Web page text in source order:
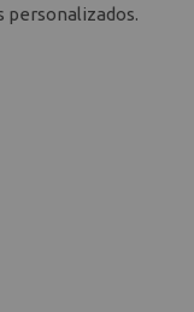
personalizados.